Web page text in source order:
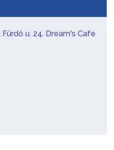
u. 24. Dream's Cafe